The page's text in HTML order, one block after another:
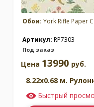
Обои: York Rifle Paper
Артикул: RP7303
Под заказ
Цена 13990 руб.
8.22x0.68 м.
Быстрый